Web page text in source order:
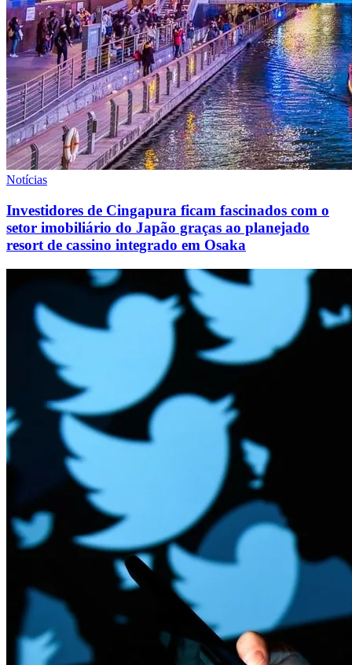
Notícias
Investidores de Cingapura ficam fascinados com o
setor imobiliário do Japão graças ao planejado
resort de cassino integrado em Osaka